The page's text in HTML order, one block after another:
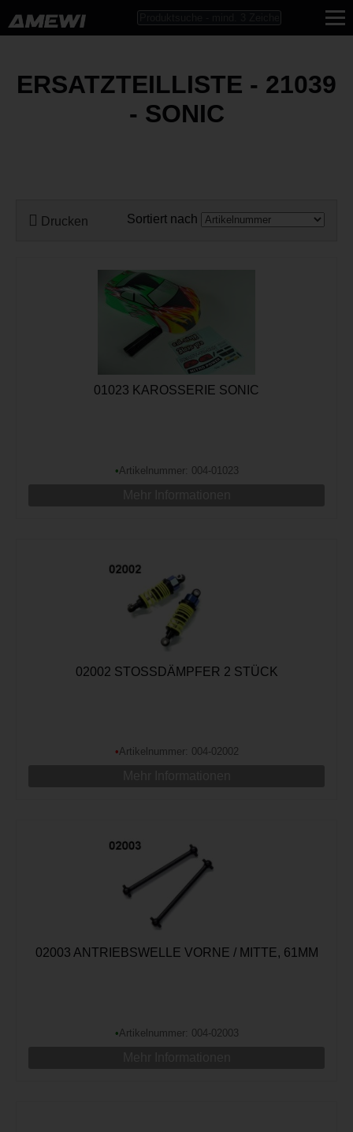
ERSATZTEILLISTE - 21039
- SONIC
Drucken Sortiert nach
01023 KAROSSERIE SONIC
•Artikelnummer: 004-01023
02002 STOSSDÄMPFER 2 STÜCK
•Artikelnummer: 004-02002
02003 ANTRIEBSWELLE VORNE / MITTE, 61MM
•Artikelnummer: 004-02003